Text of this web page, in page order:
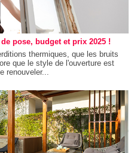
pose, budget et prix 2025 !
thermiques, que les bruits
que le style de l'ouverture est
renouveler...